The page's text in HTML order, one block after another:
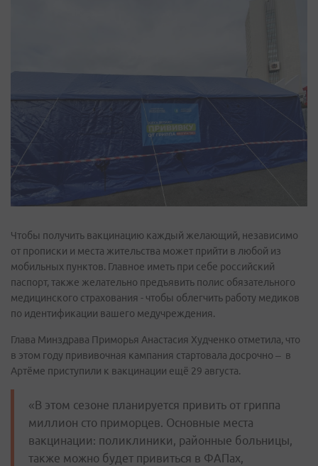
Чтобы получить вакцинацию каждый желающий, независимо
от прописки и места жительства может прийти в любой из
мобильных пунктов. Главное иметь при себе российский
паспорт, также желательно предъявить полис обязательного
медицинского страхования - чтобы облегчить работу медиков
по идентификации вашего медучреждения.
Глава Минздрава Приморья Анастасия Худченко отметила, что
в этом году прививочная кампания стартовала досрочно – в
Артёме приступили к вакцинации ещё 29 августа.
«В этом сезоне планируется привить от гриппа
миллион сто приморцев. Основные места
вакцинации: поликлиники, районные больницы,
также можно будет привиться в ФАПах,